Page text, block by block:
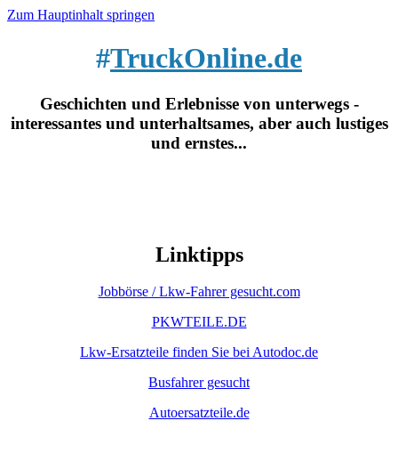
Zum Hauptinhalt springen
#TruckOnline.de
Geschichten und Erlebnisse von unterwegs -
interessantes und unterhaltsames, aber auch lustiges
und ernstes...
Linktipps
Jobbörse / Lkw-Fahrer gesucht.com
PKWTEILE.DE
Lkw-Ersatzteile finden Sie bei Autodoc.de
Busfahrer gesucht
Autoersatzteile.de